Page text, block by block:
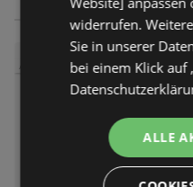
ANGEBOT
widerrufen.
Sie in unserer
bei einem Klick auf
ALLE